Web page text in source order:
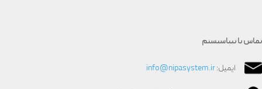
تماس با نیپاسیستم
ایمیل:info@nipasystem.ir